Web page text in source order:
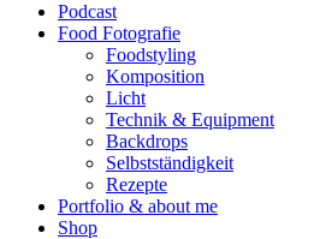
Podcast
Food Fotografie
Foodstyling
Komposition
Licht
Technik & Equipment
Backdrops
Selbstständigkeit
Rezepte
Portfolio & about me
Shop